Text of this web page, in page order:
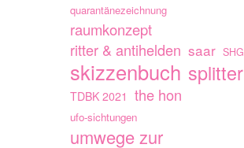
quarantänezeichnung
raumkonzept
ritter & antihelden saar SHG
skizzenbuch splitter
TDBK 2021 the hon
ufo-sichtungen
umwege zur